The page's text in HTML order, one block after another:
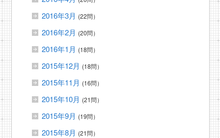
2016年3月 (22問）
2016年2月 (20問）
2016年1月 (18問）
2015年12月 (18問）
2015年11月 (16問）
2015年10月 (21問）
2015年9月 (19問）
2015年8月 (21問）